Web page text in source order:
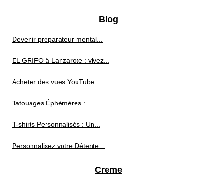
Blog
Devenir préparateur mental...
EL GRIFO à Lanzarote : vivez...
Acheter des vues YouTube...
Tatouages Éphémères :...
T-shirts Personnalisés : Un...
Personnalisez votre Détente...
Creme